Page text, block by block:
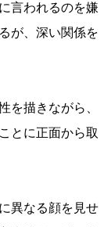
言われるのを嫌
が、深い関係を
を描きながら、
とに正面から取
異なる顔を見せ